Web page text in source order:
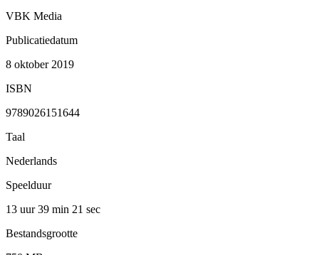
VBK Media
Publicatiedatum
8 oktober 2019
ISBN
9789026151644
Taal
Nederlands
Speelduur
13 uur 39 min 21 sec
Bestandsgrootte